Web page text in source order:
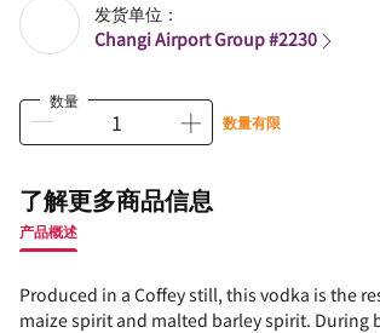
发货单位：
Changi Airport Group #2230
数量
数量有限
了解更多商品信息
产品概述
Produced in a Coffey still, this vodka is the
maize spirit and malted barley spirit. During